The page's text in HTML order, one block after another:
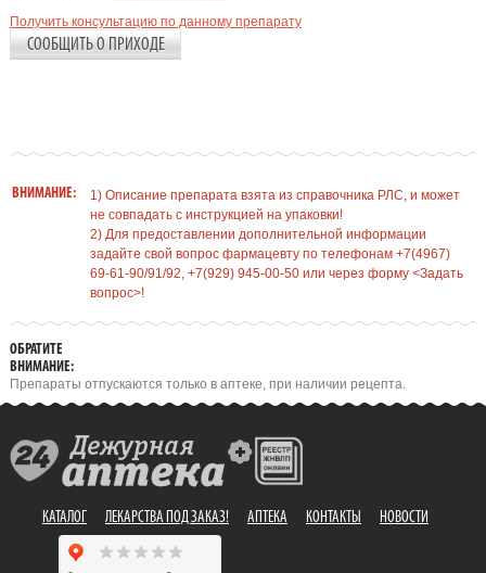
Получить консультацию по данному препарату
СООБЩИТЬ О ПРИХОДЕ
ВНИМАНИЕ:
1) Описание препарата взята из справочника РЛС, и может
не совпадать с инструкцией на упаковки!
2) Для предоставлении дополнительной информации
задайте свой вопрос фармацевту по телефонам +7(4967)
69-61-90/91/92, +7(929) 945-00-50 или через форму <Задать
вопрос>!
ОБРАТИТЕ
ВНИМАНИЕ:
Препараты отпускаются только в аптеке, при наличии рецепта.
КАТАЛОГ ЛЕКАРСТВА ПОД ЗАКАЗ! АПТЕКА КОНТАКТЫ НОВОСТИ